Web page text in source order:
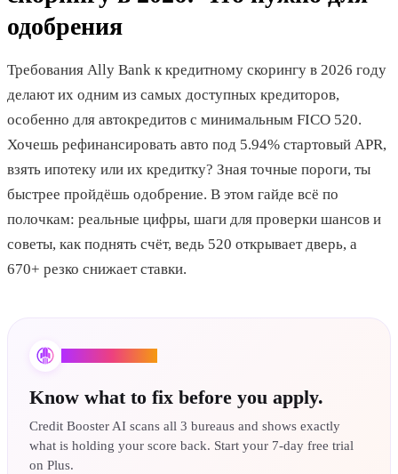
одобрения
Требования Ally Bank к кредитному скорингу в 2026 году
делают их одним из самых доступных кредиторов,
особенно для автокредитов с минимальным FICO 520.
Хочешь рефинансировать авто под 5.94% стартовый APR,
взять ипотеку или их кредитку? Зная точные пороги, ты
быстрее пройдёшь одобрение. В этом гайде всё по
полочкам: реальные цифры, шаги для проверки шансов и
советы, как поднять счёт, ведь 520 открывает дверь, а
670+ резко снижает ставки.
Know what to fix before you apply.
Credit Booster AI scans all 3 bureaus and shows exactly
what is holding your score back. Start your 7-day free trial
on Plus.